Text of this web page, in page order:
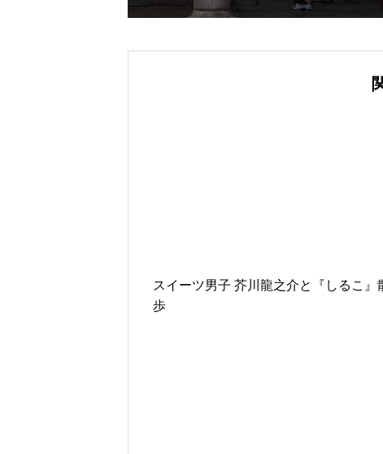
スイーツ男子 芥川龍之介と『しるこ』
歩